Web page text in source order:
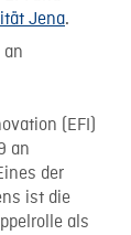
Jena.
(EFI)
an
der
ist die
als